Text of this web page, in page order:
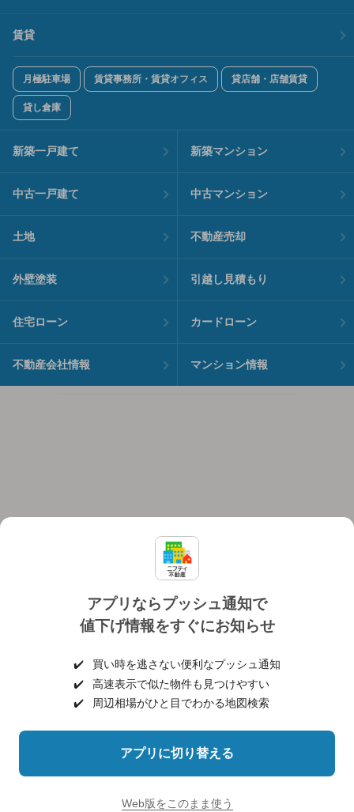
アプリならプッシュ通知で
値下げ情報をすぐにお知らせ
✔️
買い時を逃さない便利なプッシュ通知
✔️
高速表示で似た物件も見つけやすい
✔️
周辺相場がひと目でわかる地図検索
アプリに切り替える
Web版をこのまま使う
賃貸
月極駐車場 賃貸事務所・賃貸オフィス 貸店舗・店舗賃貸
貸し倉庫
新築一戸建て 新築マンション
中古一戸建て 中古マンション
土地 不動産売却
外壁塗装 引越し見積もり
住宅ローン カードローン
不動産会社情報 マンション情報
個人情報保護ポリシー 利用規約
ヘルプ・お問い合わせ 採用情報
©NIFTY Lifestyle Co., Ltd.